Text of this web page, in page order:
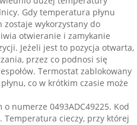
Gdy temperatura płynu
zostaje wykorzystany do
otwieranie i zamykanie
Jeżeli jest to pozycja otwarta,
przez co podnosi się
Termostat zablokowany
co w krótkim czasie może
o numerze 0493ADC49225. Kod
Temperatura cieczy, przy której